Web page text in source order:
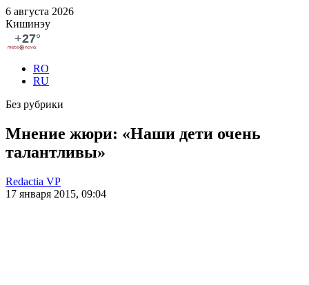
6 августа 2026
Кишинэу
RO
RU
Без рубрики
Мнение жюри: «Наши дети очень
талантливы»
Redactia VP
17 января 2015, 09:04